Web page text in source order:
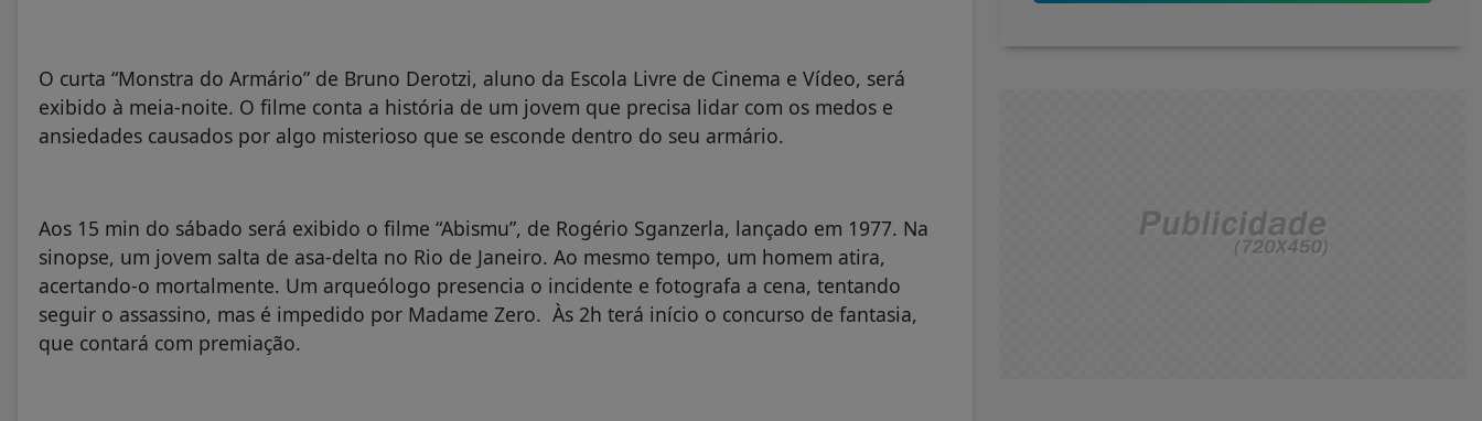
O curta “Monstra do Armário” de Bruno Derotzi, aluno da Escola Livre de Cinema e Vídeo, será
exibido à meia-noite. O filme conta a história de um jovem que precisa lidar com os medos e
ansiedades causados por algo misterioso que se esconde dentro do seu armário.
Aos 15 min do sábado será exibido o filme “Abismu”, de Rogério Sganzerla, lançado em 1977. Na
sinopse, um jovem salta de asa-delta no Rio de Janeiro. Ao mesmo tempo, um homem atira,
acertando-o mortalmente. Um arqueólogo presencia o incidente e fotografa a cena, tentando
seguir o assassino, mas é impedido por Madame Zero. Às 2h terá início o concurso de fantasia,
que contará com premiação.